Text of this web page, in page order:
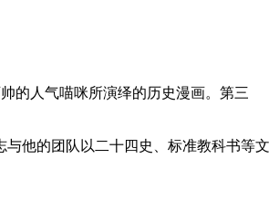
的人气喵咪所演绎的历史漫画。第三
他的团队以二十四史、标准教科书等文